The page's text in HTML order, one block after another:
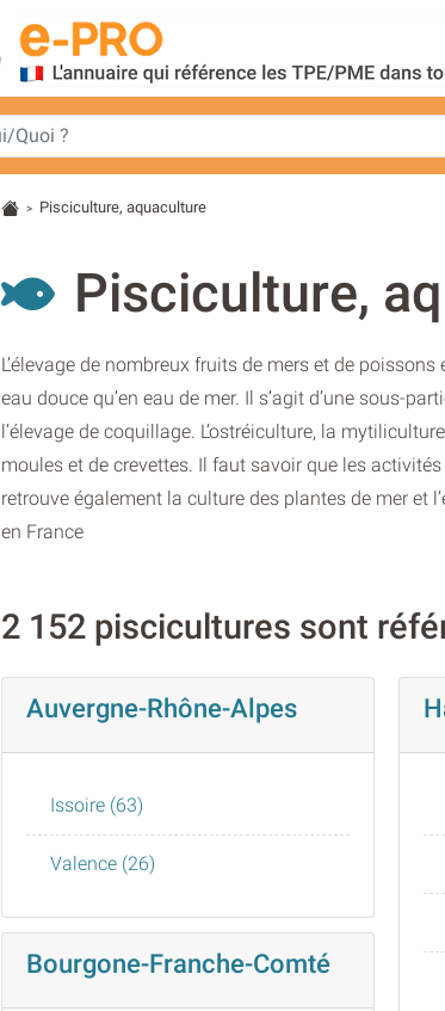
> Pisciculture, aquaculture
Pisciculture,
L’élevage de nombreux fruits de mers et de
eau douce qu’en eau de mer. Il s’agit d’une sous-
l’élevage de coquillage. L’ostréiculture, la
moules et de crevettes. Il faut savoir que les
retrouve également la culture des plantes de mer et
en France
2 152 piscicultures sont
Auvergne-Rhône-Alpes
Issoire (63)
Valence (26)
Bourgone-Franche-Comté